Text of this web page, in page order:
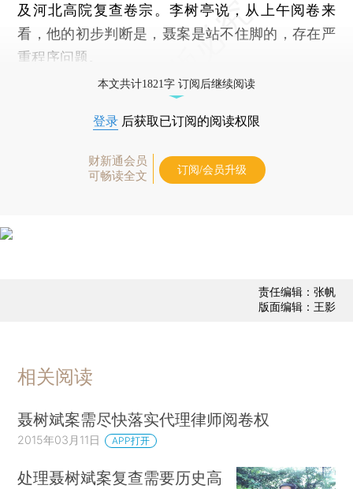
及河北高院复查卷宗。李树亭说，从上午阅卷来
看，他的初步判断是，聂案是站不住脚的，存在严
重程序问题。
本文共计1821字 订阅后继续阅读
登录 后获取已订阅的阅读权限
财新通会员
可畅读全文
订阅/会员升级
责任编辑：张帆
版面编辑：王影
相关阅读
聂树斌案需尽快落实代理律师阅卷权
2015年03月11日 APP打开
处理聂树斌案复查需要历史高